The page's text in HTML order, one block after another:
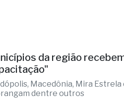
da região
Macedônia, Mira Estrela
dentre outros